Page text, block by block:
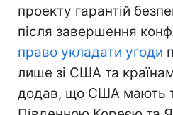
проекту гарантій
після завершення
право укладати угоди
лише зі США та
додав, що США мають